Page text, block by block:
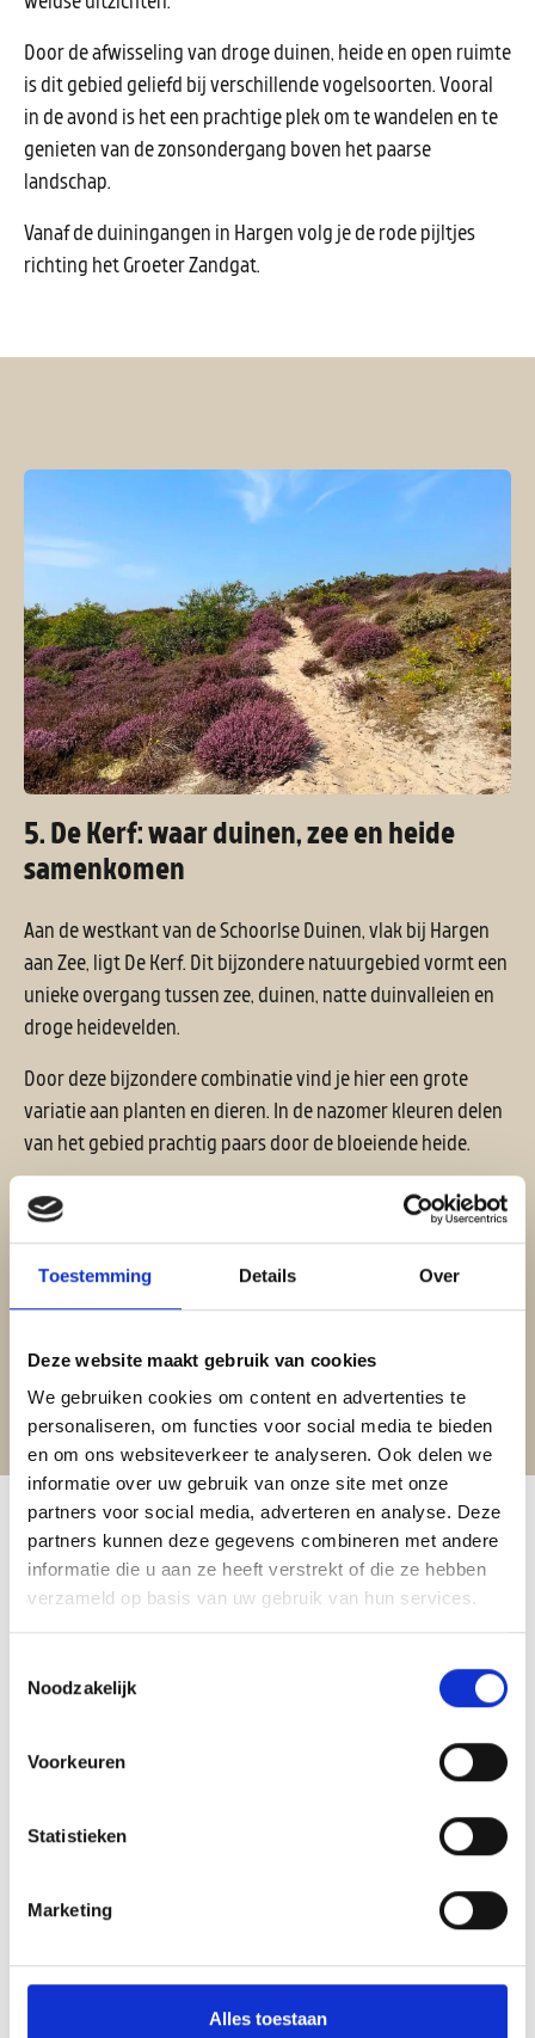
Toestemming Details Over
Deze website maakt gebruik van cookies
We gebruiken cookies om content en advertenties te
personaliseren, om functies voor social media te bieden
en om ons websiteverkeer te analyseren. Ook delen we
informatie over uw gebruik van onze site met onze
partners voor social media, adverteren en analyse. Deze
partners kunnen deze gegevens combineren met andere
informatie die u aan ze heeft verstrekt of die ze hebben
verzameld op basis van uw gebruik van hun services.
Noodzakelijk
Voorkeuren
Statistieken
Marketing
Alles toestaan
Door de afwisseling van droge duinen, heide en open ruimte
is dit gebied geliefd bij verschillende vogelsoorten. Vooral
in de avond is het een prachtige plek om te wandelen en te
genieten van de zonsondergang boven het paarse
landschap.
Vanaf de duiningangen in Hargen volg je de rode pijltjes
richting het Groeter Zandgat.
5. De Kerf: waar duinen, zee en heide
samenkomen
Aan de westkant van de Schoorlse Duinen, vlak bij Hargen
aan Zee, ligt De Kerf. Dit bijzondere natuurgebied vormt een
unieke overgang tussen zee, duinen, natte duinvalleien en
droge heidevelden.
Door deze bijzondere combinatie vind je hier een grote
variatie aan planten en dieren. In de nazomer kleuren delen
van het gebied prachtig paars door de bloeiende heide.
Vanaf
kun je
verschillende wandelroutes volgen richting De Kerf. Ook
ontdekken.
Wandel naar De Kerf
Praktische tips voor je
heidewandeling
Een goede voorbereiding zorgt ervoor dat je